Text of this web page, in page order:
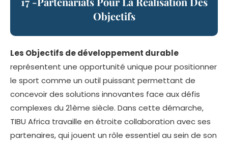
Objectifs
Les Objectifs de développement durable
représentent une opportunité unique pour positionner
le sport comme un outil puissant permettant de
concevoir des solutions innovantes face aux défis
complexes du 21ème siècle. Dans cette démarche,
TIBU Africa travaille en étroite collaboration avec ses
partenaires, qui jouent un rôle essentiel au sein de son